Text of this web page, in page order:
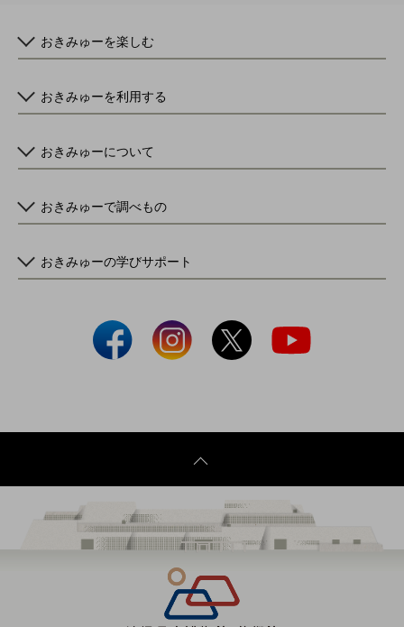
おきみゅーを楽しむ
おきみゅーを利用する
おきみゅーについて
おきみゅーで調べもの
おきみゅーの学びサポート